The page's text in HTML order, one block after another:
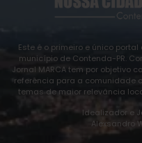
Este é o primeiro e único
município de Contenda-PR.
Jornal MARCA tem por objetivo
referência para a comunidade
temas de maior relevância
Idealizador e
Alexsandro